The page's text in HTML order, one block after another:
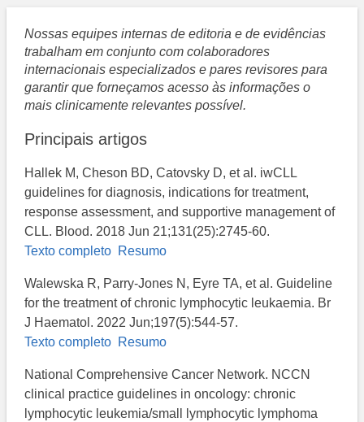
Nossas equipes internas de editoria e de evidências
trabalham em conjunto com colaboradores
internacionais especializados e pares revisores para
garantir que forneçamos acesso às informações o
mais clinicamente relevantes possível.
Principais artigos
Hallek M, Cheson BD, Catovsky D, et al. iwCLL
guidelines for diagnosis, indications for treatment,
response assessment, and supportive management of
CLL. Blood. 2018 Jun 21;131(25):2745-60.
Texto completo Resumo
Walewska R, Parry-Jones N, Eyre TA, et al. Guideline
for the treatment of chronic lymphocytic leukaemia. Br
J Haematol. 2022 Jun;197(5):544-57.
Texto completo Resumo
National Comprehensive Cancer Network. NCCN
clinical practice guidelines in oncology: chronic
lymphocytic leukemia/small lymphocytic lymphoma